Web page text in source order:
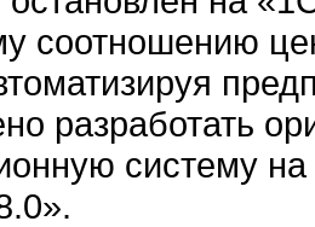
соотношению
разработать
систему